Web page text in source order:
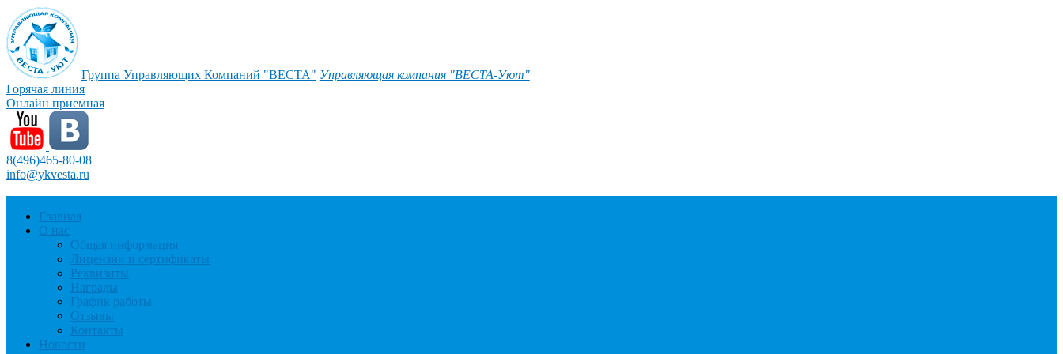
Группа Управляющих Компаний "ВЕСТА" Управляющая компания "ВЕСТА-Уют"
Горячая линия
Онлайн приемная
8(496)465-80-08
info@ykvesta.ru
Главная
О нас
Общая информация
Лицензии и сертификаты
Реквизиты
Награды
График работы
Отзывы
Контакты
Новости